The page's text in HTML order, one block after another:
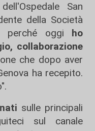
San
della Società
perché oggi ho
collaborazione
che dopo aver
ha recepito.
sulle principali
sul canale